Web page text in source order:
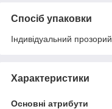
Спосіб упаковки
Індивідуальний
Характеристики
Основні атрибути